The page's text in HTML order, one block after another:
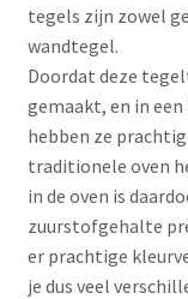
tegels zijn zowel
wandtegel.
Doordat deze
gemaakt, en in
hebben ze
traditionele oven
in de oven is
zuurstofgehalte
er prachtige
je dus veel